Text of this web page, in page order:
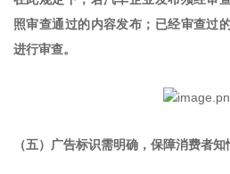
照审查通过的内容发布；已经审查过
进行审查。
（五）广告标识需明确，保障消费者知